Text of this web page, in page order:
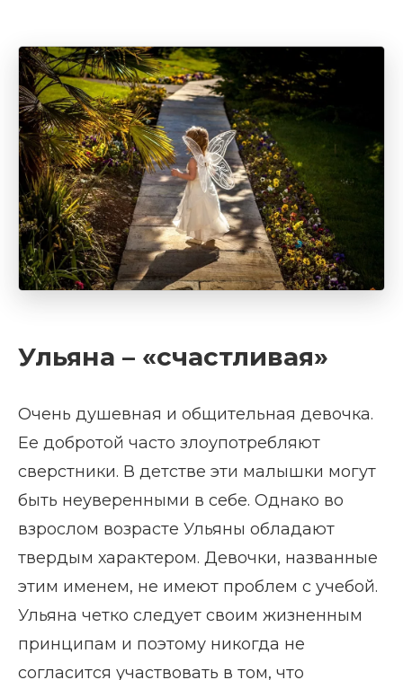
Ульяна – «счастливая»
Очень душевная и общительная девочка.
Ее добротой часто злоупотребляют
сверстники. В детстве эти малышки могут
быть неуверенными в себе. Однако во
взрослом возрасте Ульяны обладают
твердым характером. Девочки, названные
этим именем, не имеют проблем с учебой.
Ульяна четко следует своим жизненным
принципам и поэтому никогда не
согласится участвовать в том, что